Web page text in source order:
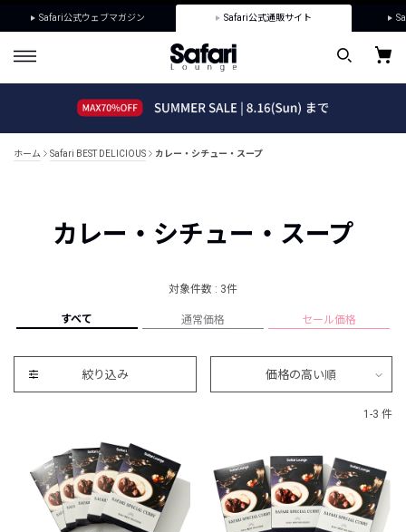
Safari公式ウェブマガジン Safari公式通販サイト
ホーム Safari BEST DELICIOUS カレー・シチュー・スープ
カレー・シチュー・スープ
対象件数 : 3件
すべて 通常価格 セール価格
絞り込み 価格の高い順
1-3 件